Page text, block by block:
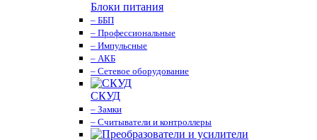
Блоки питания
– ББП
– Профессиональные
– Импульсные
– АКБ
– Сетевое оборудование
СКУД
– Замки
– Считыватели и контроллеры